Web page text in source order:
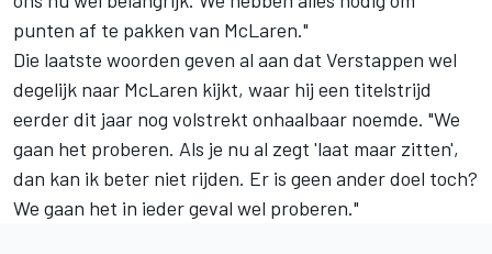
punten af te pakken van McLaren."
Die laatste woorden geven al aan dat Verstappen wel
degelijk naar McLaren kijkt, waar hij een titelstrijd
eerder dit jaar nog volstrekt onhaalbaar noemde. "We
gaan het proberen. Als je nu al zegt 'laat maar zitten',
dan kan ik beter niet rijden. Er is geen ander doel toch?
We gaan het in ieder geval wel proberen."